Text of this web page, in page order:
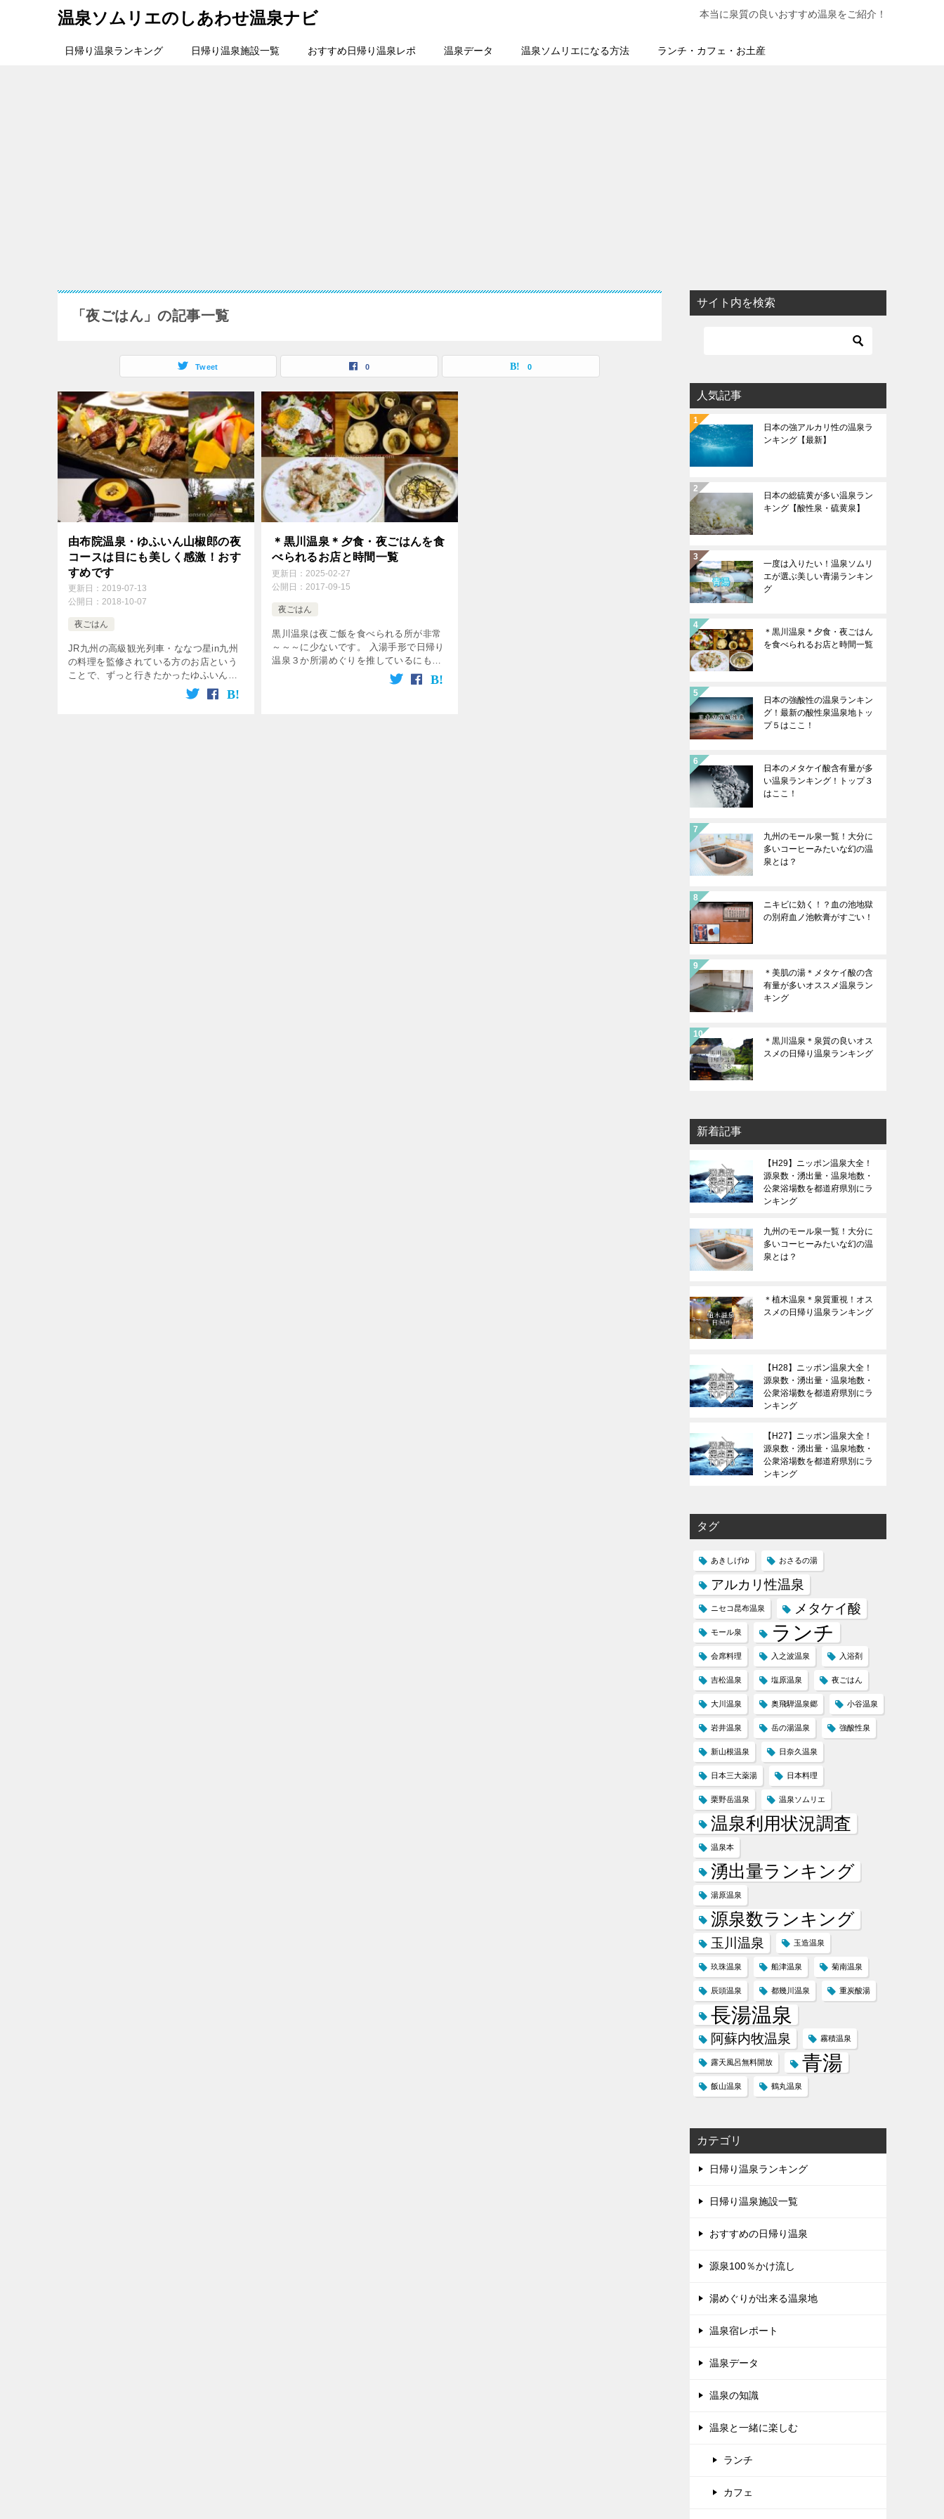
温泉ソムリエのしあわせ温泉ナビ 本当に泉質の良いおすすめ温泉をご紹介！
日帰り温泉ランキング 日帰り温泉施設一覧 おすすめ日帰り温泉レポ 温泉データ 温泉ソムリエになる方法 ランチ・カフェ・お土産
「夜ごはん」の記事一覧
Tweet 0 0
由布院温泉・ゆふいん山椒郎の夜
コースは目にも美しく感激！おす
すめです
更新日： 2019-07-13
公開日： 2018-10-07
夜ごはん
JR九州の高級観光列車・ななつ星in九州
の料理を監修されている方のお店という
ことで、ずっと行きたかったゆふいん山
椒郎！ 夜にお伺いしましたので、レポし
ます^^ おいしいのはもちろん、目にも美
＊黒川温泉＊夕食・夜ごはんを食
べられるお店と時間一覧
更新日：2025-02-27
公開日：2017-09-15
夜ごはん
黒川温泉は夜ご飯を食べられる所が非常
～～～に少ないです。 入湯手形で日帰り
温泉３か所湯めぐりを推しているにもか
かわらず、本当に日帰り温泉をするとな
ると、夜ご飯のことを考えてから温泉に
サイト内を検索
人気記事
日本の強アルカリ性の温泉ラ
ンキング【最新】
日本の総硫黄が多い温泉ラン
キング【酸性泉・硫黄泉】
一度は入りたい！温泉ソムリ
エが選ぶ美しい青湯ランキン
グ
＊黒川温泉＊夕食・夜ごはん
を食べられるお店と時間一覧
日本の強酸性の温泉ランキン
グ！最新の酸性泉温泉地トッ
プ５はここ！
日本のメタケイ酸含有量が多
い温泉ランキング！トップ３
はここ！
九州のモール泉一覧！大分に
多いコーヒーみたいな幻の温
泉とは？
ニキビに効く！？血の池地獄
の別府血ノ池軟膏がすごい！
＊美肌の湯＊メタケイ酸の含
有量が多いオススメ温泉ラン
キング
＊黒川温泉＊泉質の良いオス
スメの日帰り温泉ランキング
新着記事
【H29】ニッポン温泉大全！
源泉数・湧出量・温泉地数・
公衆浴場数を都道府県別にラ
ンキング
九州のモール泉一覧！大分に
多いコーヒーみたいな幻の温
泉とは？
＊植木温泉＊泉質重視！オス
スメの日帰り温泉ランキング
【H28】ニッポン温泉大全！
源泉数・湧出量・温泉地数・
公衆浴場数を都道府県別にラ
ンキング
【H27】ニッポン温泉大全！
源泉数・湧出量・温泉地数・
公衆浴場数を都道府県別にラ
ンキング
タグ
あきしげゆ おさるの湯
アルカリ性温泉
ニセコ昆布温泉 メタケイ酸
モール泉 ランチ
会席料理 入之波温泉 入浴剤
吉松温泉 塩原温泉 夜ごはん
大川温泉 奥飛騨温泉郷 小谷温泉
岩井温泉 岳の湯温泉 強酸性泉
新山根温泉 日奈久温泉
日本三大薬湯 日本料理
栗野岳温泉 温泉ソムリエ
温泉利用状況調査
温泉本
湧出量ランキング
湯原温泉
源泉数ランキング
玉川温泉 玉造温泉
玖珠温泉 船津温泉 菊南温泉
辰頭温泉 都幾川温泉 重炭酸湯
長湯温泉
阿蘇内牧温泉 霧積温泉
露天風呂無料開放 青湯
飯山温泉 鶴丸温泉
カテゴリ
日帰り温泉ランキング
日帰り温泉施設一覧
おすすめの日帰り温泉
源泉100％かけ流し
湯めぐりが出来る温泉地
温泉宿レポート
温泉データ
温泉の知識
温泉と一緒に楽しむ
ランチ
カフェ